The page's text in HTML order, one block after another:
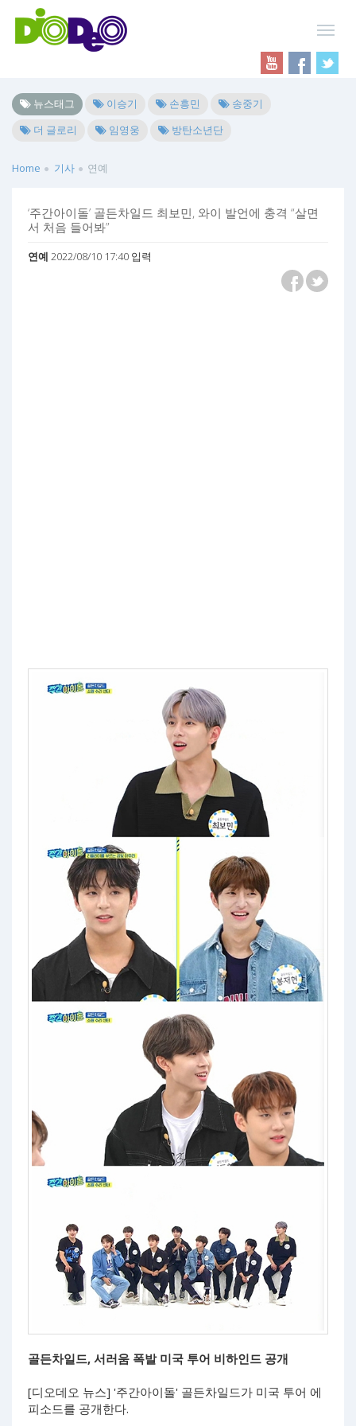
뉴스태그 이승기 손흥민
송중기
더 글로리
임영웅 방탄소년단
Home 기사 연예
‘주간아이돌’ 골든차일드 최보민, 와이 발언에 충격 “살면
서 처음 들어봐”
연예 2022/08/10 17:40 입력
골든차일드, 서러움 폭발 미국 투어 비하인드 공개
[디오데오 뉴스] '주간아이돌' 골든차일드가 미국 투어 에
피소드를 공개한다.